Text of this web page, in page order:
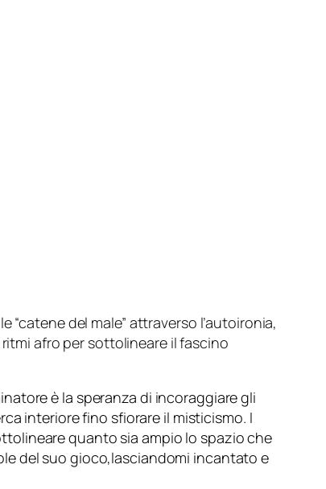
del male” attraverso l’autoironia,
afro per sottolineare il fascino
è la speranza di incoraggiare gli
interiore fino sfiorare il misticismo. I
quanto sia ampio lo spazio che
del suo gioco,lasciandomi incantato e